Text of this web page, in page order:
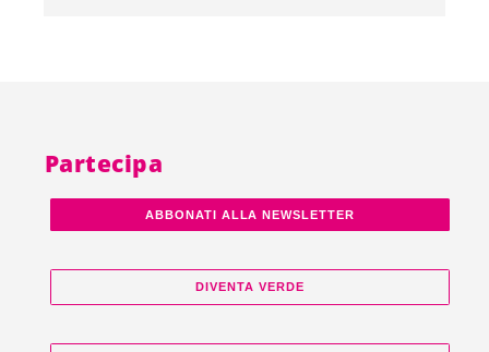
Partecipa
ABBONATI ALLA NEWSLETTER
DIVENTA VERDE